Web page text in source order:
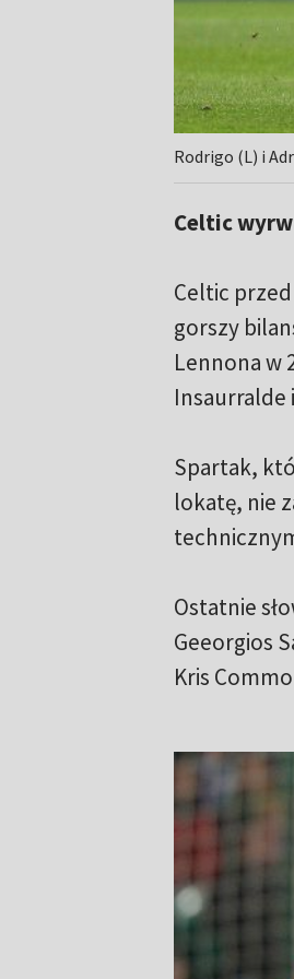
Rodrigo (L) i
Celtic
Celtic
gorszy
Lennona w
Insaurralde
Spartak,
lokatę, nie
Ostatnie
Geeorgios
Kris